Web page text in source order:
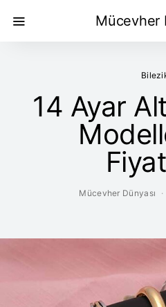
Mücevher
14 Ayar
Mücevher Dünyası